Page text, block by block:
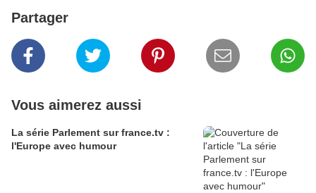
Partager
Vous aimerez aussi
La série Parlement sur france.tv :
l'Europe avec humour